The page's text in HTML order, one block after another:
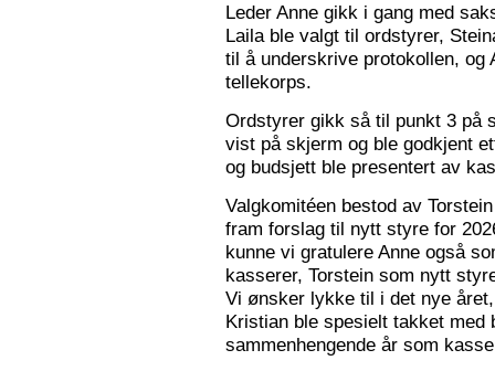
Leder Anne gikk i gang med
Laila ble valgt til ordstyrer,
til å underskrive protokollen, og
tellekorps.
Ordstyrer gikk så til punkt 3 på
vist på skjerm og ble godkjent
og budsjett ble presentert av
Valgkomitéen bestod av
fram forslag til nytt styre for
kunne vi gratulere Anne også
kasserer, Torstein som nytt
Vi ønsker lykke til i det nye
Kristian ble spesielt takket med
sammenhengende år som